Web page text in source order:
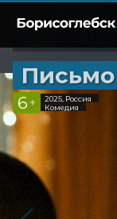
6 +
2025, Россия
Комедия